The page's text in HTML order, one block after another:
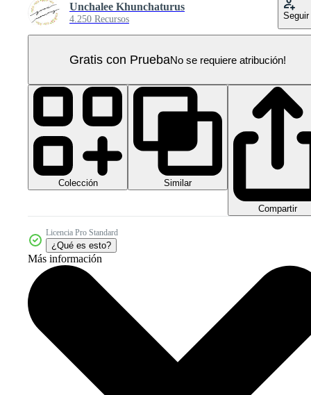
Unchalee Khunchaturus
4.250 Recursos Seguir
Gratis con PruebaNo se requiere atribución!
Colección Similar
Compartir
Licencia Pro Standard
¿Qué es esto?
Más información